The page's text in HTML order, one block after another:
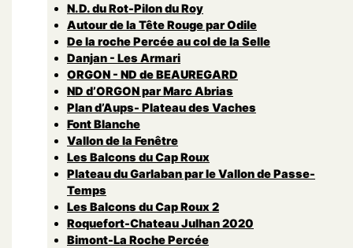
N.D. du Rot-Pilon du Roy
Autour de la Tête Rouge par Odile
De la roche Percée au col de la Selle
Danjan - Les Armari
ORGON - ND de BEAUREGARD
ND d’ORGON par Marc Abrias
Plan d’Aups- Plateau des Vaches
Font Blanche
Vallon de la Fenêtre
Les Balcons du Cap Roux
Plateau du Garlaban par le Vallon de Passe-
Temps
Les Balcons du Cap Roux 2
Roquefort-Chateau Julhan 2020
Bimont-La Roche Percée